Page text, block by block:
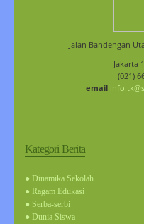
Jalan Bandengan
Jakarta
(021)
email
Kategori Berita
● Dinamika Sekolah
● Ragam Edukasi
● Serba-serbi
● Dunia Siswa